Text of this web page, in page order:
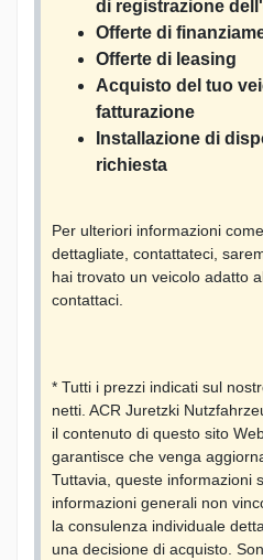
di registrazione
Offerte di
Offerte di leasing
Acquisto del tuo
fatturazione
Installazione di
richiesta
Per ulteriori informazioni
dettagliate, contattateci,
hai trovato un veicolo adatto
contattaci.
* Tutti i prezzi indicati sul
netti. ACR Juretzki
il contenuto di questo sito
garantisce che venga
Tuttavia, queste informazioni
informazioni generali non
la consulenza individuale
una decisione di acquisto.